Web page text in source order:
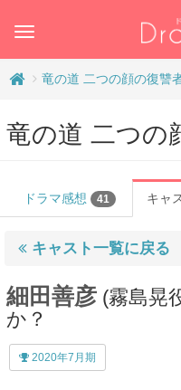
Toggle
竜の道 二つの顔の復讐
竜の道 二つの
ドラマ感想 41 キャ
キャスト一覧に戻る
細田善彦 (霧島晃
か？
2020年7月期